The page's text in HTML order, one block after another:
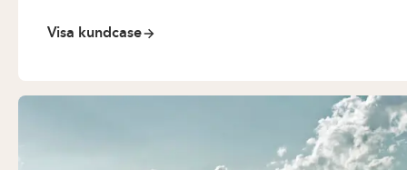
Visa kundcase